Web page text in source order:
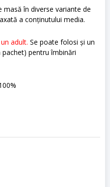
în diverse variante de
a conținutului media.
adult. Se poate folosi și un
pentru îmbinări